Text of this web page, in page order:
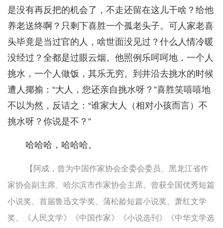
是没有再反把的机会了，不走还留在这儿干啥？给他
养老送终啊？只剩下喜胜一个孤老头子。可人家老喜
头毕竟是当过官的人，啥世面没见过？什么人情冷暖
没经过？全都是过眼云烟。他照例乐呵呵地，一个人
挑水，一个人做饭，其乐无穷。到井沿去挑水的时候
遭人揶揄：“大人，您还亲自挑水呀？”喜胜笑嘻嘻地
不以为然，反诘之：“谁家大人（相对小孩而言）不
挑水呀？你说是不？”
哈哈哈，哈哈哈。
【阿成，曾为中国作家协会全委会委员、黑龙江省作
家协会副主席、哈尔滨市作家协会主席。曾获全国优秀短篇
小说奖、首届鲁迅文学奖、蒲松龄短篇小说奖、萧红文学
奖、《人民文学》《中国作家》《小说选刊》《中华文学选